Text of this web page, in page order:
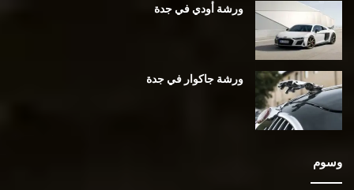
ورشة أودي في جدة
ورشة جاكوار في جدة
وسوم